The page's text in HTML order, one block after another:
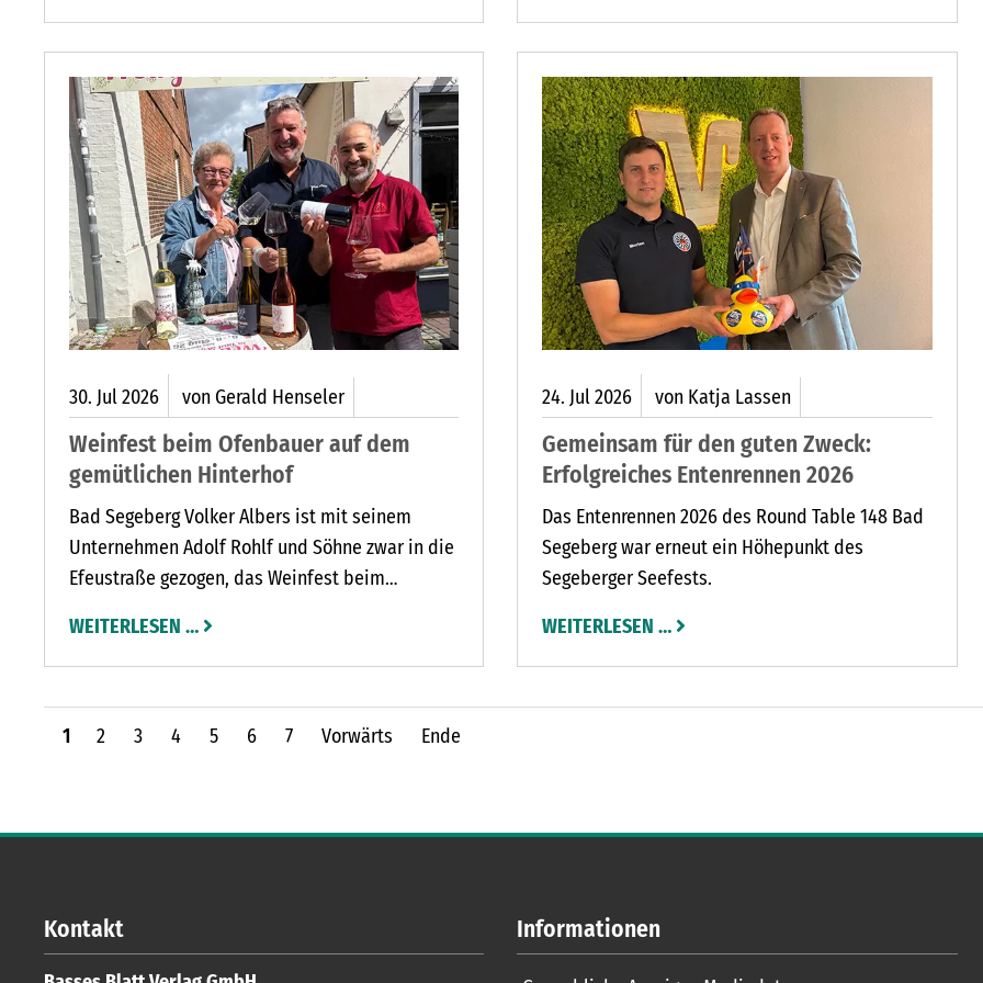
Tischler dem Unternehmen treu geblieben und
feiert jetzt sein 40-jähriges Betriebsjubiläum.
sprachen ihm damit erneut ihr Vertrauen aus.
30. Jul2026 von Gerald Henseler
Weinfest beim Ofenbauer auf dem
gemütlichen Hinterhof
Bad Segeberg Volker Albers ist mit seinem
Unternehmen Adolf Rohlf und Söhne zwar in die
Efeustraße gezogen, das Weinfest beim
der Bad Segeberger Innenstadt. Auf dem Hof
vom Weinkeller in der Hamburger Straße 9
findet die siebte Auflage von Donnerstag, 6., bis
Sonnabend, 8. August, statt.
WEITERLESEN …
24. Jul2026 von Katja Lassen
Gemeinsam für den guten Zweck:
Erfolgreiches Entenrennen 2026
Das Entenrennen 2026 des Round Table 148 Bad
Segeberg war erneut ein Höhepunkt des
Segeberger Seefests.
WEITERLESEN …
1 2 3 4 5 6 7 Vorwärts Ende
Kontakt Informationen